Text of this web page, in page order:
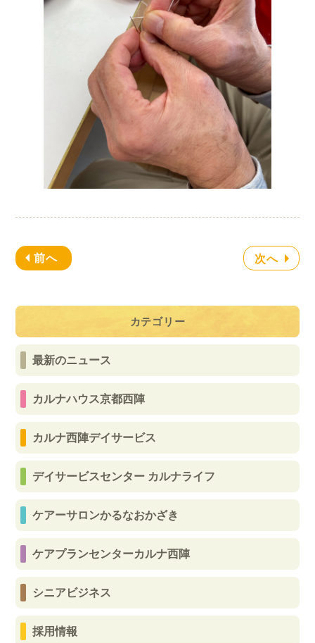
カテゴリー
最新のニュース
カルナハウス京都西陣
カルナ西陣デイサービス
デイサービスセンター カルナライフ
ケアーサロンかるなおかざき
ケアプランセンターカルナ西陣
シニアビジネス
採用情報
前へ 次へ